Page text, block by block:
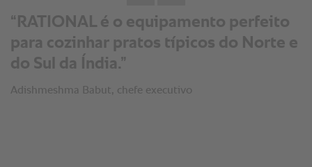
“RATIONAL é o equipamento perfeito
para cozinhar pratos típicos do Norte e
do Sul da Índia.”
Adishmeshma Babut, chefe executivo